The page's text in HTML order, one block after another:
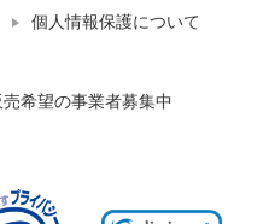
個人情報保護について
希望の事業者募集中